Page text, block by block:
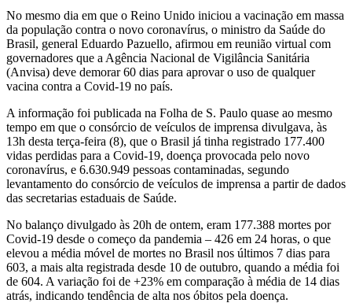
No mesmo dia em que o Reino Unido iniciou a vacinação em massa
da população contra o novo coronavírus, o ministro da Saúde do
Brasil, general Eduardo Pazuello, afirmou em reunião virtual com
governadores que a Agência Nacional de Vigilância Sanitária
(Anvisa) deve demorar 60 dias para aprovar o uso de qualquer
vacina contra a Covid-19 no país.
A informação foi publicada na Folha de S. Paulo quase ao mesmo
tempo em que o consórcio de veículos de imprensa divulgava, às
13h desta terça-feira (8), que o Brasil já tinha registrado 177.400
vidas perdidas para a Covid-19, doença provocada pelo novo
coronavírus, e 6.630.949 pessoas contaminadas, segundo
levantamento do consórcio de veículos de imprensa a partir de dados
das secretarias estaduais de Saúde.
No balanço divulgado às 20h de ontem, eram 177.388 mortes por
Covid-19 desde o começo da pandemia – 426 em 24 horas, o que
elevou a média móvel de mortes no Brasil nos últimos 7 dias para
603, a mais alta registrada desde 10 de outubro, quando a média foi
de 604. A variação foi de +23% em comparação à média de 14 dias
atrás, indicando tendência de alta nos óbitos pela doença.